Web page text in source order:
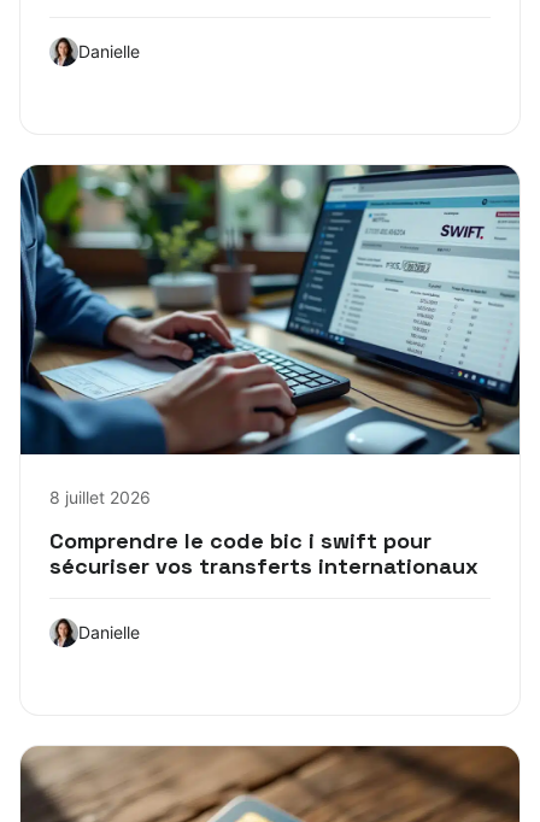
Danielle
8 juillet 2026
Comprendre le code bic i swift pour
sécuriser vos transferts internationaux
Danielle